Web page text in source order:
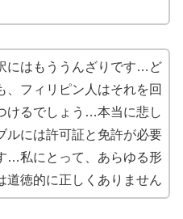
にはもううんざりです…ど
、フィリピン人はそれを回
けるでしょう…本当に悲し
ルには許可証と免許が必要
…私にとって、あらゆる形
道徳的に正しくありません